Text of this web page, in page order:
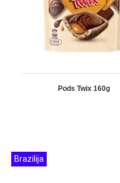
Pods Twix 160g
Brazilija